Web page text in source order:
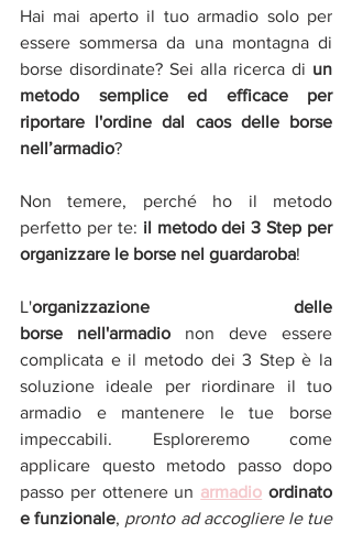
Hai mai aperto il tuo armadio solo per
essere sommersa da una montagna di
borse disordinate? Sei alla ricerca di un
metodo semplice ed efficace per
riportare l'ordine dal caos delle borse
nell’armadio?
Non temere, perché ho il metodo
perfetto per te: il metodo dei 3 Step per
organizzare le borse nel guardaroba!
L'organizzazione delle
borse nell'armadio non deve essere
complicata e il metodo dei 3 Step è la
soluzione ideale per riordinare il tuo
armadio e mantenere le tue borse
impeccabili. Esploreremo come
applicare questo metodo passo dopo
passo per ottenere un armadio ordinato
e funzionale, pronto ad accogliere le tue